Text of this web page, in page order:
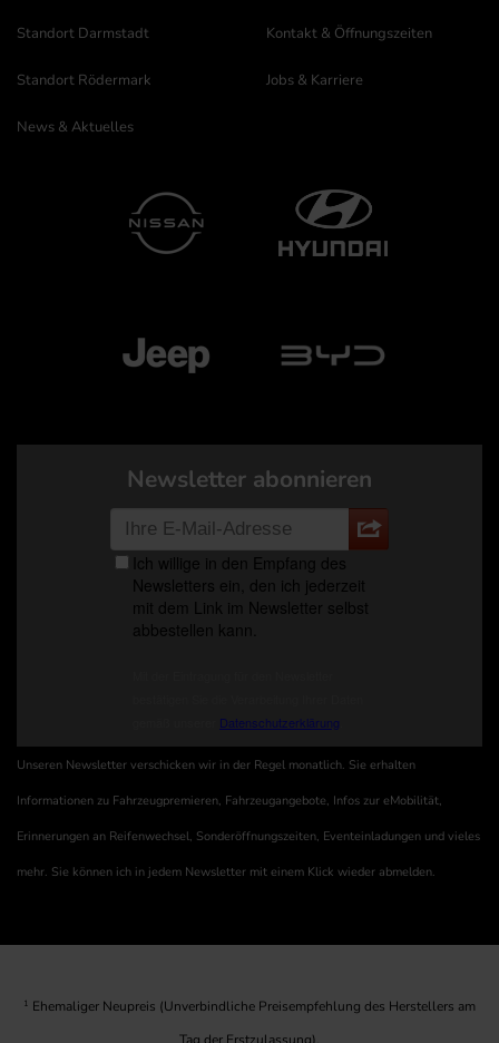
Standort Darmstadt
Standort Rödermark
News & Aktuelles
Kontakt & Öffnungszeiten
Jobs & Karriere
Newsletter abonnieren
Unseren Newsletter verschicken wir in der Regel monatlich. Sie erhalten
Informationen zu Fahrzeugpremieren, Fahrzeugangebote, Infos zur eMobilität,
Erinnerungen an Reifenwechsel, Sonderöffnungszeiten, Eventeinladungen und vieles
mehr. Sie können ich in jedem Newsletter mit einem Klick wieder abmelden.
1 Ehemaliger Neupreis (Unverbindliche Preisempfehlung des Herstellers am